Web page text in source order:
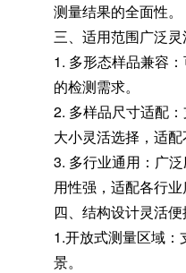
测量结果的全面性。
三、适用范围广泛灵
1. 多形态样品兼容
的检测需求。
2. 多样品尺寸适配
大小灵活选择，适
3. 多行业通用：广
用性强，适配各行
四、结构设计灵活
1.开放式测量区域
景。